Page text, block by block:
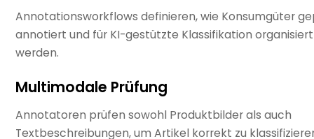
Annotationsworkflows definieren, wie Konsumgüter
annotiert und für KI-gestützte Klassifikation organisiert
werden.
Multimodale Prüfung
Annotatoren prüfen sowohl Produktbilder als auch
Textbeschreibungen, um Artikel korrekt zu